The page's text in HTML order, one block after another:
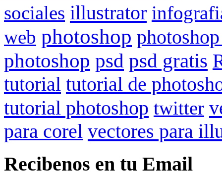
sociales illustrator
web photoshop
photoshop psd psd gratis
tutorial tutorial de
tutorial photoshop twitter
para corel vectores para
Recibenos en tu Email